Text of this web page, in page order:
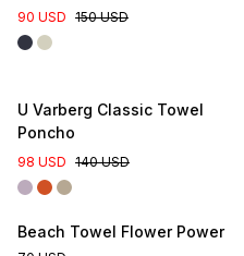
90 USD 150 USD
U Varberg Classic Towel
Poncho
98 USD 140 USD
Beach Towel Flower Power